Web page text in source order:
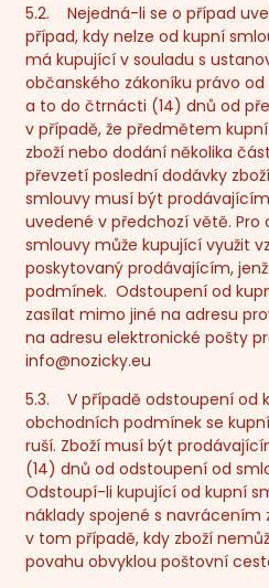
5.2. Nejedná-li se o případ
případ, kdy nelze od kupní
má kupující v souladu s
občanského zákoníku právo
a to do čtrnácti (14) dnů od
v případě, že předmětem
zboží nebo dodání několika
převzetí poslední dodávky
smlouvy musí být
uvedené v předchozí větě.
smlouvy může kupující využit
poskytovaný prodávajícím,
podmínek. Odstoupení od
zasílat mimo jiné na adresu
na adresu elektronické pošty
info@nozicky.eu
5.3. V případě odstoupení od
obchodních podmínek se
ruší. Zboží musí být
(14) dnů od odstoupení od
Odstoupí-li kupující od kupní
náklady spojené s
v tom případě, kdy zboží
povahu obvyklou poštovní